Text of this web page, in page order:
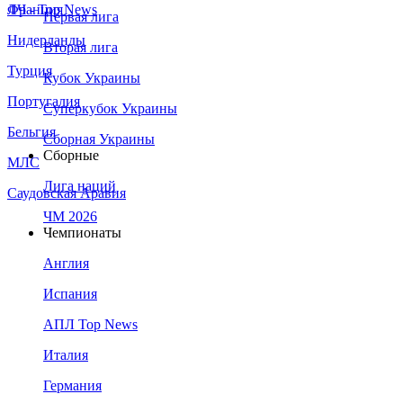
Франция
Нидерланды
Турция
Португалия
Бельгия
МЛС
Саудовская Аравия
ЛЧ - Top News
Первая лига
Вторая лига
Кубок Украины
Суперкубок Украины
Сборная Украины
Сборные
Лига наций
ЧМ 2026
Чемпионаты
Англия
Испания
АПЛ Top News
Италия
Германия